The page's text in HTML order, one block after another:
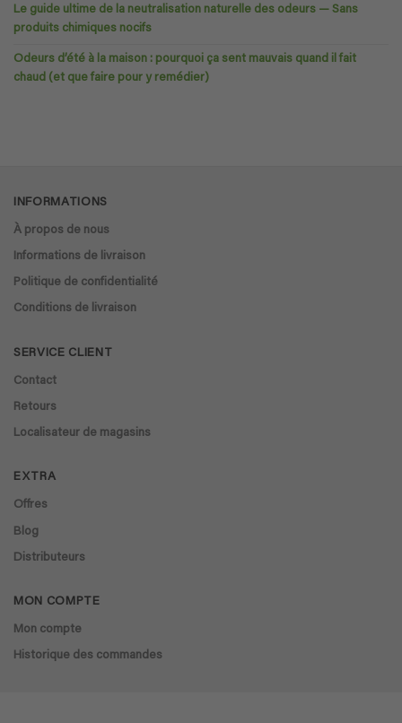
Le guide ultime de la neutralisation naturelle des odeurs — Sans
produits chimiques nocifs
Odeurs d’été à la maison : pourquoi ça sent mauvais quand il fait
chaud (et que faire pour y remédier)
INFORMATIONS
À propos de nous
Informations de livraison
Politique de confidentialité
Conditions de livraison
SERVICE CLIENT
Contact
Retours
Localisateur de magasins
EXTRA
Offres
Blog
Distributeurs
MON COMPTE
Mon compte
Historique des commandes